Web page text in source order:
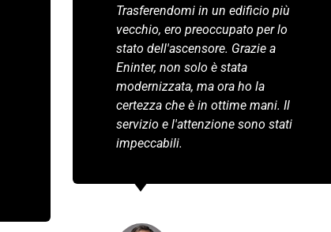
Trasferendomi in un edificio più
vecchio, ero preoccupato per lo
stato dell'ascensore. Grazie a
Eninter, non solo è stata
modernizzata, ma ora ho la
certezza che è in ottime mani. Il
servizio e l'attenzione sono stati
impeccabili.